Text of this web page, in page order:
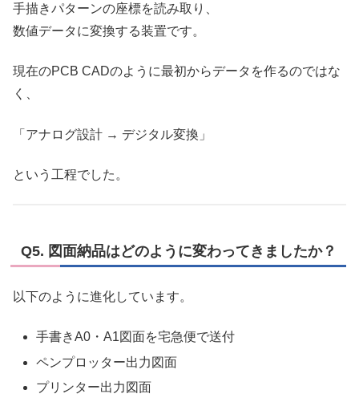
手描きパターンの座標を読み取り、
数値データに変換する装置です。
現在のPCB CADのように最初からデータを作るのではな
く、
「アナログ設計 → デジタル変換」
という工程でした。
Q5. 図面納品はどのように変わってきましたか？
以下のように進化しています。
手書きA0・A1図面を宅急便で送付
ペンプロッター出力図面
プリンター出力図面